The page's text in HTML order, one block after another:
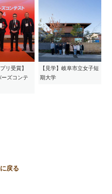
リ受賞】
ーズコンテ
【見学】岐阜市立女子短
期大学
戻る